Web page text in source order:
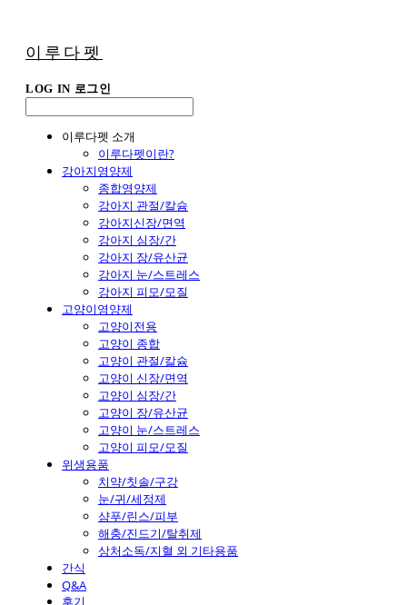
이루다펫
LOG IN 로그인
이루다펫 소개
이루다펫이란?
강아지영양제
종합영양제
강아지 관절/칼슘
강아지신장/면역
강아지 심장/간
강아지 장/유산균
강아지 눈/스트레스
강아지 피모/모질
고양이영양제
고양이전용
고양이 종합
고양이 관절/칼슘
고양이 신장/면역
고양이 심장/간
고양이 장/유산균
고양이 눈/스트레스
고양이 피모/모질
위생용품
치약/칫솔/구강
눈/귀/세정제
샴푸/린스/피부
해충/진드기/탈취제
상처소독/지혈 외 기타용품
간식
Q&A
후기